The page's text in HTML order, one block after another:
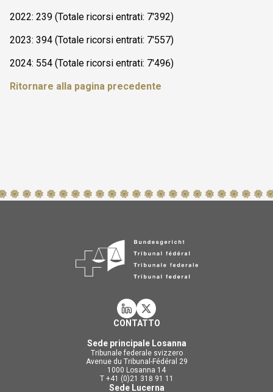
2022: 239 (Totale ricorsi entrati: 7'392)
2023: 394 (Totale ricorsi entrati: 7'557)
2024: 554 (Totale ricorsi entrati: 7'496)
Ritornare alla pagina precedente
CONTATTO
Sede principale Losanna
Tribunale federale svizzero
Avenue du Tribunal-Fédéral 29
1000 Losanna 14
T +41 (0)21 318 91 11
Sede Lucerna